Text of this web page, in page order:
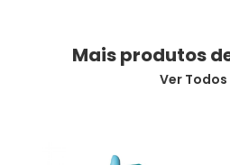
Mais produtos
Ver Todos